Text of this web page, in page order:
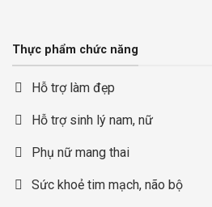
Thực phẩm chức năng
Hỗ trợ làm đẹp
Hỗ trợ sinh lý nam, nữ
Phụ nữ mang thai
Sức khoẻ tim mạch, não bộ